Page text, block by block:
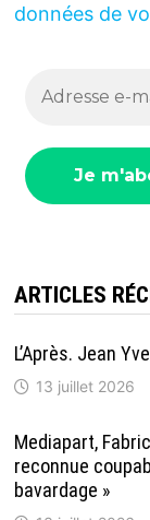
données de
ARTICLES
L’Après. Jean
13 juillet 2026
Mediapart,
reconnue
bavardage »